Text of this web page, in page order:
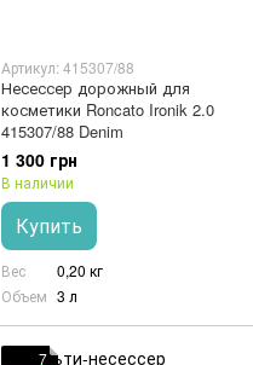
Артикул: 415307/88
Несессер дорожный для
косметики Roncato Ironik 2.0
415307/88 Denim
1 300 грн
В наличии
Купить
Вес
0,20 кг
Объем 3 л
7